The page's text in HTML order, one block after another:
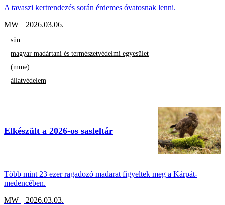
A tavaszi kertrendezés során érdemes óvatosnak lenni.
MW | 2026.03.06.
sün
magyar madártani és természetvédelmi egyesület
(mme)
állatvédelem
Elkészült a 2026-os sasleltár
Több mint 23 ezer ragadozó madarat figyeltek meg a Kárpát-
medencében.
MW | 2026.03.03.